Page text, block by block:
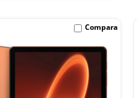
Compara